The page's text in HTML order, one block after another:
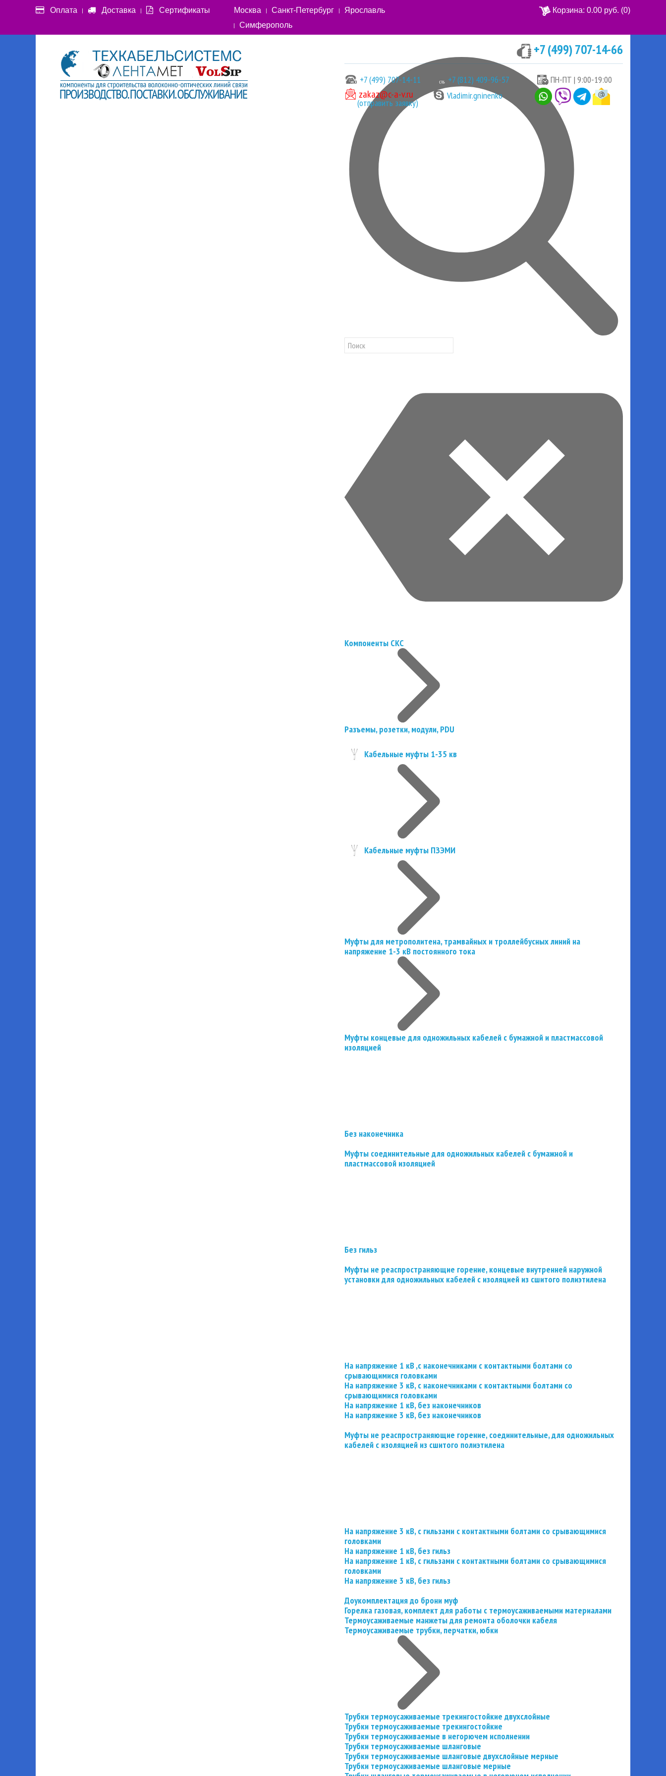
Оплата Доставка Сертификаты Москва Санкт-Петербург
Ярославль
Симферополь
Корзина: 0.00 руб. (0)
+7 (499) 707-14-66
+7 (499) 707-14-11 +7 (812) 409-96-57 ПН-ПТ | 9:00-19:00
zakaz@c-a-v.ru
(отправить заявку)
Vladimir.gninenko
Компоненты СКС
Разъемы, розетки, модули, PDU
Кабельные муфты 1-35 кв
Кабельные муфты ПЗЭМИ
Муфты для метрополитена, трамвайных и троллейбусных линий на
напряжение 1-3 кВ постоянного тока
Муфты концевые для одножильных кабелей с бумажной и пластмассовой
изоляцией
Без наконечника
Муфты соединительные для одножильных кабелей с бумажной и
пластмассовой изоляцией
Без гильз
Муфты не реаспространяющие горение, концевые внутренней наружной
установки для одножильных кабелей с изоляцией из сшитого полиэтилена
На напряжение 1 кВ ,с наконечниками с контактными болтами со
срывающимися головками
На напряжение 3 кВ, с наконечниками с контактными болтами со
срывающимися головками
На напряжение 1 кВ, без наконечников
На напряжение 3 кВ, без наконечников
Муфты не реаспространяющие горение, соединительные, для одножильных
кабелей с изоляцией из сшитого полиэтилена
На напряжение 3 кВ, с гильзами с контактными болтами со срывающимися
головками
На напряжение 1 кВ, без гильз
На напряжение 1 кВ, с гильзами с контактными болтами со срывающимися
головками
На напряжение 3 кВ, без гильз
Доукомплектация до брони муф
Горелка газовая, комплект для работы с термоусаживаемыми материалами
Термоусаживаемые манжеты для ремонта оболочки кабеля
Термоусаживаемые трубки, перчатки, юбки
Трубки термоусаживаемые трекингостойкие двухслойные
Трубки термоусаживаемые трекингостойкие
Трубки термоусаживаемые в негорючем исполнении
Трубки термоусаживаемые шланговые
Трубки термоусаживаемые шланговые двухслойные мерные
Трубки термоусаживаемые шланговые мерные